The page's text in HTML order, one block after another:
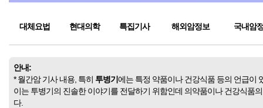
대체요법 현대의학 특집기사 해외암정보 국내암
안내:
* 월간암 기사 내용, 특히 투병기 에는 특정 약품이나 건강식품 등의 언급이
이는 투병기의 진솔한 이야기를 전달하기 위함인데 의약품이나 건강식품
다.